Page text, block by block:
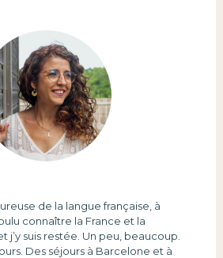
de la langue française, à
connaître la France et la
j’y suis restée. Un peu, beaucoup.
Des séjours à Barcelone et à